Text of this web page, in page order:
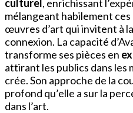
culturel, enrichissant
mélangeant habilement
œuvres d’art qui invitent à
connexion. La capacité
transforme ses pièces en
attirant les publics dans les
crée. Son approche de la
profond qu’elle a sur la
dans l’art.